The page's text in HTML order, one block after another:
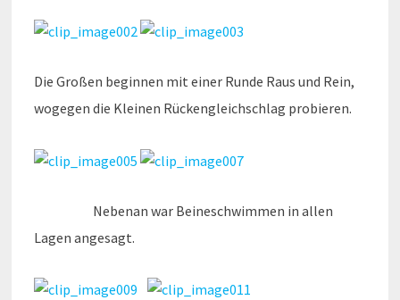
Die Großen beginnen mit einer Runde Raus und Rein,
wogegen die Kleinen Rückengleichschlag probieren.
Nebenan war Beineschwimmen in allen
Lagen angesagt.